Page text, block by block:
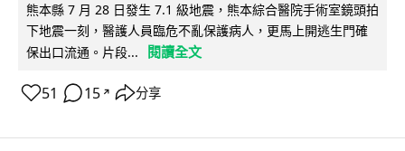
熊本縣 7 月 28 日發生 7.1 級地震，熊本綜合醫院手術室鏡頭拍
下地震一刻，醫護人員臨危不亂保護病人，更馬上開逃生門確
保出口流通。片段...
閱讀全文
51 15 ↗ 分享